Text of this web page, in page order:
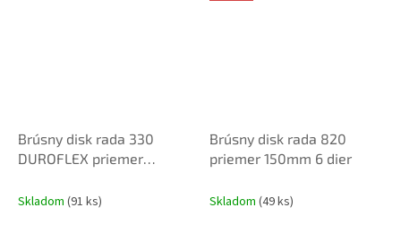
Brúsny disk rada 330
DUROFLEX priemer
Skladom (91 ks)
Brúsny disk rada 820
priemer 150mm 6 dier
Skladom (49 ks)